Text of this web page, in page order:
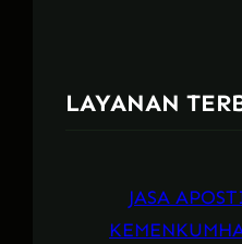
LAYANAN
JASA